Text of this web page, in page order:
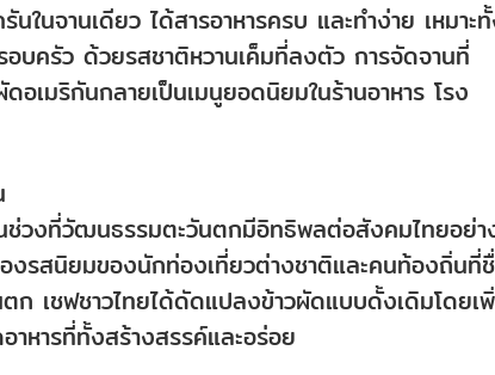
นจานเดียว ได้สารอาหารครบ และทำง่าย เหมาะ
อบครัว ด้วยรสชาติหวานเค็มที่ลงตัว การจัดจานที่
เมริกันกลายเป็นเมนูยอดนิยมในร้านอาหาร โรง
ช่วงที่วัฒนธรรมตะวันตกมีอิทธิพลต่อสังคมไทยอย่า
งรสนิยมของนักท่องเที่ยวต่างชาติและคนท้องถิ่นที่
ตก เชฟชาวไทยได้ดัดแปลงข้าวผัดแบบดั้งเดิมโดยเ
าหารที่ทั้งสร้างสรรค์และอร่อย